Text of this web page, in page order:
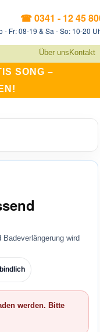
☎ 0341 - 12 45
- Fr: 08-19 & Sa - So: 10-20
Über uns Kontakt
SONG –
wird
werden. Bitte